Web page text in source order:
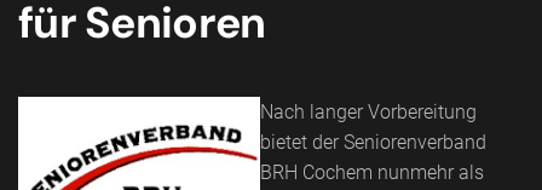
für Senioren
Nach langer Vorbereitung
bietet der Seniorenverband
BRH Cochem nunmehr als